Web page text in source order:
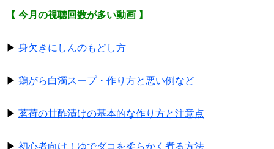
【 今月の視聴回数が多い動画 】
▶ 身欠きにしんのもどし方
▶ 鶏がら白濁スープ・作り方と悪い例など
▶ 茗荷の甘酢漬けの基本的な作り方と注意点
▶ 初心者向け！ゆでダコを柔らかく煮る方法